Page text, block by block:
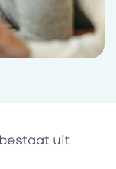
uit